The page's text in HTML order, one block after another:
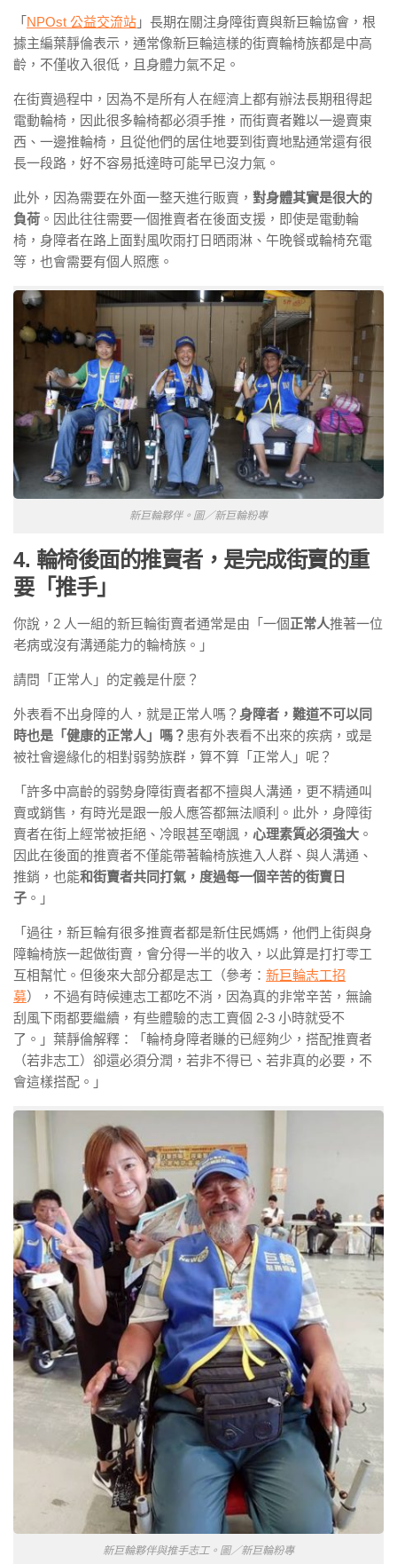
「 NPOst 公益交流站 」長期在關注身障街賣與新巨輪協會，根
據主編葉靜倫表示，通常像新巨輪這樣的街賣輪椅族都是中高
齡，不僅收入很低，且身體力氣不足。
在街賣過程中，因為不是所有人在經濟上都有辦法長期租得起
電動輪椅，因此很多輪椅都必須手推，而街賣者難以一邊賣東
西、一邊推輪椅，且從他們的居住地要到街賣地點通常還有很
長一段路，好不容易抵達時可能早已沒力氣。
此外，因為需要在外面一整天進行販賣， 對身體其實是很大的
負荷 。因此往往需要一個推賣者在後面支援，即使是電動輪
椅，身障者在路上面對風吹雨打日晒雨淋、午晚餐或輪椅充電
等，也會需要有個人照應。
新巨輪夥伴。圖／新巨輪粉專
4. 輪椅後面的推賣者，是完成街賣的重
要「推手」
你說，2 人一組的新巨輪街賣者通常是由「一個正常人推著一位
老病或沒有溝通能力的輪椅族。」
請問「正常人」的定義是什麼？
外表看不出身障的人，就是正常人嗎？ 身障者，難道不可以同
時也是「健康的正常人」嗎？ 患有外表看不出來的疾病，或是
被社會邊緣化的相對弱勢族群，算不算「正常人」呢？
「許多中高齡的弱勢身障街賣者都不擅與人溝通，更不精通叫
賣或銷售，有時光是跟一般人應答都無法順利。此外，身障街
賣者在街上經常被拒絕、冷眼甚至嘲諷， 心理素質必須強大 。
因此在後面的推賣者不僅能帶著輪椅族進入人群、與人溝通、
推銷，也能和街賣者共同打氣，度過每一個辛苦的街賣日
子 。」
「過往，新巨輪有很多推賣者都是新住民媽媽，他們上街與身
障輪椅族一起做街賣，會分得一半的收入，以此算是打打零工
互相幫忙。但後來大部分都是志工（參考： 新巨輪志工招
募），不過有時候連志工都吃不消，因為真的非常辛苦，無論
刮風下雨都要繼續，有些體驗的志工賣個 2-3 小時就受不
了。」葉靜倫解釋：「輪椅身障者賺的已經夠少，搭配推賣者
（若非志工）卻還必須分潤，若非不得已、若非真的必要，不
會這樣搭配。」
新巨輪夥伴與推手志工。圖／新巨輪粉專